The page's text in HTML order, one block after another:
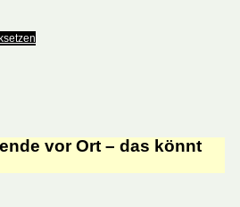
vor Ort – das könnt